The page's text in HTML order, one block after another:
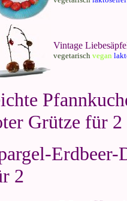
Vintage
vegetarisch vegan
Grütze für 2
Erdbeer-
2